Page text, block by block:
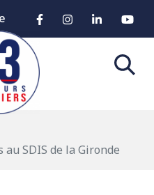
Lien vers le compte
Lien vers le
Lien vers
SDIS de la Gironde